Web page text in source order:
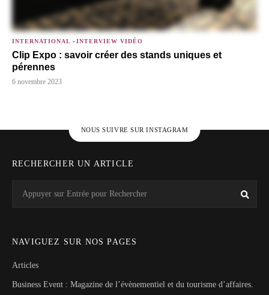
INTERNATIONAL - INTERVIEW VIDÉO
Clip Expo : savoir créer des stands uniques et
pérennes
6 novembre 2023
NOUS SUIVRE SUR INSTAGRAM
RECHERCHER UN ARTICLE
for:
NAVIGUEZ SUR NOS PAGES
Articles
Business Event : Magazine de l’évènementiel et du tourisme d’affaires.